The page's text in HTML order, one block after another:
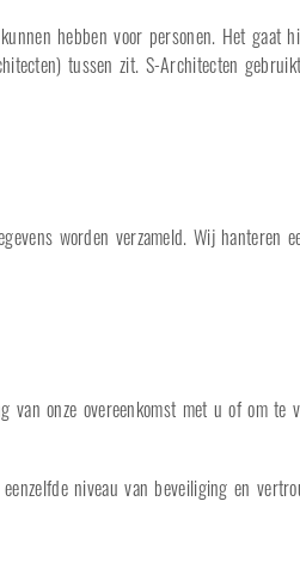
hebben voor personen. Het gaat
tussen zit. S-Architecten
worden verzameld. Wij hanteren
onze overeenkomst met u of om te
niveau van beveiliging en